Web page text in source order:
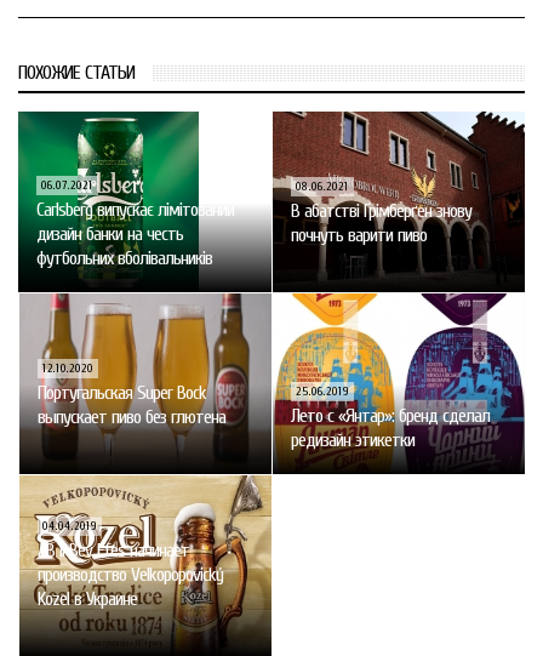
ПОХОЖИЕ СТАТЬИ
06.07.2021
Carlsberg випускає лімітований
дизайн банки на честь
футбольних вболівальників
08.06.2021
В абатстві Ґрімберґен знову
почнуть варити пиво
12.10.2020
Португальская Super Bock
выпускает пиво без глютена
25.06.2019
Лето с «Янтар»: бренд сделал
редизайн этикетки
04.04.2019
AB InBev Efes начинает
производство Velkopopovický
Kozel в Украине